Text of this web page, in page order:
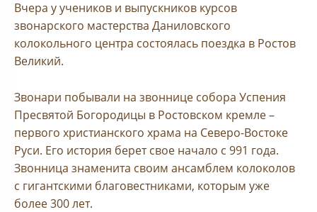
Вчера у учеников и выпускников курсов
звонарского мастерства Даниловского
колокольного центра состоялась поездка в Ростов
Великий.
Звонари побывали на звоннице собора Успения
Пресвятой Богородицы в Ростовском кремле –
первого христианского храма на Северо-Востоке
Руси. Его история берет свое начало с 991 года.
Звонница знаменита своим ансамблем колоколов
с гигантскими благовестниками, которым уже
более 300 лет.